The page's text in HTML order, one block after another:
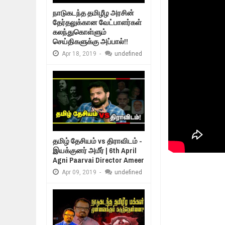
Mar
MORE INTERNATIONAL NGOS
Feb
Feb
நாடுகடந்த தமிழீழ அரசாங்கத்தின்
Feb
நாடுகடந்த தமிழீழ அரசின்
தேர்தலுக்கான வேட்பாளர்கள்
கலந்துகொள்ளும்
செய்திகளுக்கு அப்பால்!!
Apr 18, 2019 - undefined
தமிழ் தேசியம் vs திராவிடம் -
இயக்குனர் அமீர் | 6th April
Agni Paarvai Director Ameer
Apr 09, 2019 - undefined